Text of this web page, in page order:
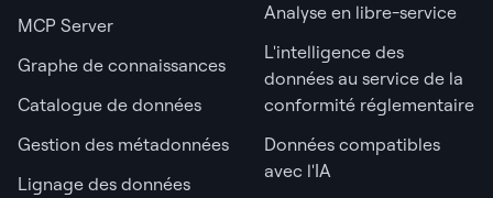
MCP Server
Graphe de connaissances
Catalogue de données
Gestion des métadonnées
Lignage des données
Analyse en libre-service
L'intelligence des
données au service de la
conformité réglementaire
Données compatibles
avec l'IA